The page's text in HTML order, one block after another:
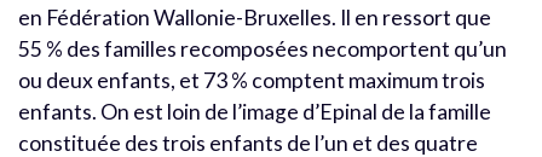
en Fédération Wallonie-Bruxelles. Il en ressort que
55 % des familles recomposées necomportent qu’un
ou deux enfants, et 73 % comptent maximum trois
enfants. On est loin de l’image d’Epinal de la famille
constituée des trois enfants de l’un et des quatre